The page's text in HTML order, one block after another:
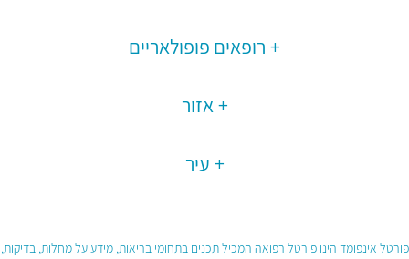
רופאים פופולאריים
אזור
עיר
פורטל אינפומד הינו פורטל רפואה המכיל תכנים בתחומי בריאות, מידע על מחלות, בדיקות,